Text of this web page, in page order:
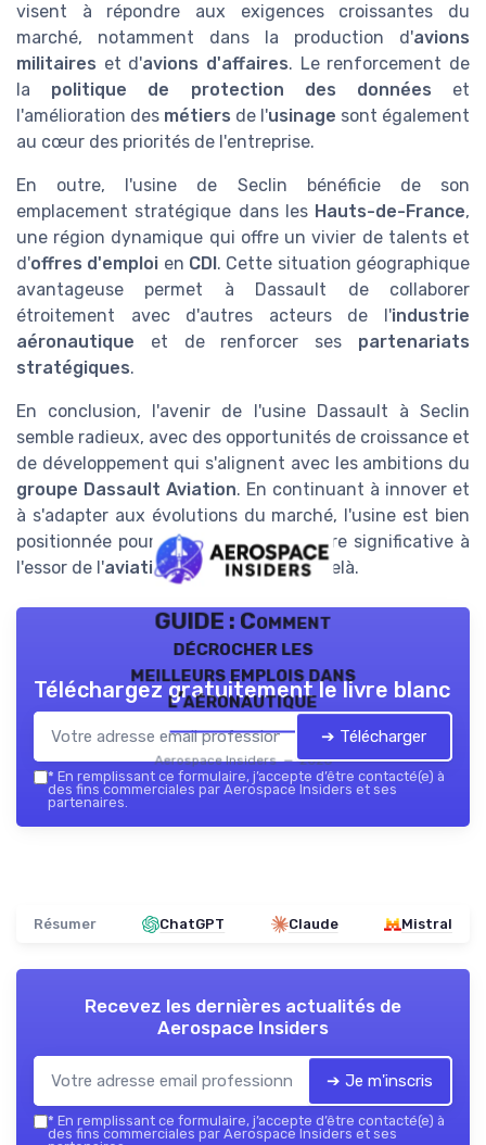
visent à répondre aux exigences croissantes du
marché, notamment dans la production d'avions
militaires et d'avions d'affaires. Le renforcement de
la politique de protection des données et
l'amélioration des métiers de l'usinage sont également
au cœur des priorités de l'entreprise.
En outre, l'usine de Seclin bénéficie de son
emplacement stratégique dans les Hauts-de-France,
une région dynamique qui offre un vivier de talents et
d'offres d'emploi en CDI . Cette situation géographique
avantageuse permet à Dassault de collaborer
étroitement avec d'autres acteurs de l'industrie
aéronautique et de renforcer ses partenariats
stratégiques.
En conclusion, l'avenir de l'usine Dassault à Seclin
semble radieux, avec des opportunités de croissance et
de développement qui s'alignent avec les ambitions du
groupe Dassault Aviation. En continuant à innover et
à s'adapter aux évolutions du marché, l'usine est bien
positionnée pour contribuer de manière significative à
l'essor de l'aviation en Franceet au-delà.
GUIDE : Comment
décrocher les
meilleurs emplois dans
l’aéronautique
Aerospace Insiders — 2026
Téléchargez gratuitement le livre blanc
➔ Télécharger
* En remplissant ce formulaire, j’accepte d’être contacté(e) à
des fins commerciales par Aerospace Insiders et ses
partenaires.
Résumer ChatGPT Claude Mistral
Recevez les dernières actualités de
Aerospace Insiders
➔ Je m'inscris
* En remplissant ce formulaire, j’accepte d’être contacté(e) à
des fins commerciales par Aerospace Insiders et ses